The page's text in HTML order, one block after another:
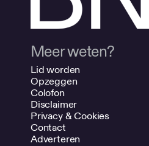
Meer weten?
Lid worden
Opzeggen
Colofon
Disclaimer
Privacy & Cookies
Contact
Adverteren